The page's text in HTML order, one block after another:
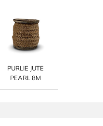
PURLIE JUTE
PEARL 8M